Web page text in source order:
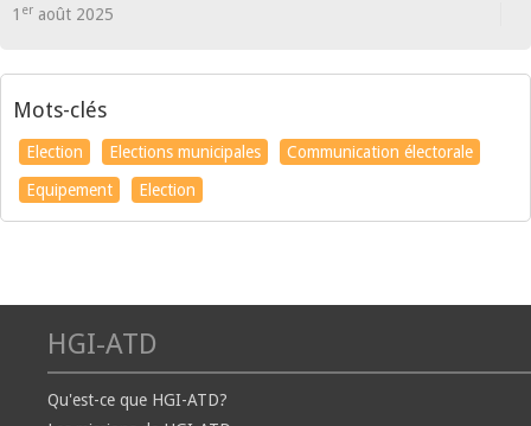
1 er août 2025
Mots-clés
Election Elections municipales
Communication électorale
Equipement
Election
HGI-ATD
Qu'est-ce que HGI-ATD?